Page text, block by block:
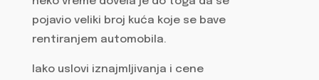
pojavio veliki broj kuća koje se bave
rentiranjem automobila.
Iako uslovi iznajmljivanja i cene